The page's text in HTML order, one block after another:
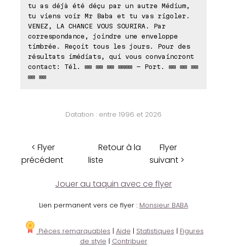
tu as déjà été déçu par un autre Médium,
tu viens voir Mr Baba et tu vas rigoler.
VENEZ, LA CHANCE VOUS SOURIRA. Par
correspondance, joindre une enveloppe
timbrée. Reçoit tous les jours. Pour des
résultats imédiats, qui vous convaincront
contact: Tél. ⊠⊠ ⊠⊠ ⊠⊠ ⊠⊠⊠⊠ - Port. ⊠⊠ ⊠⊠ ⊠⊠
⊠⊠ ⊠⊠
Datation : entre 1996 et 2026
< Flyer
précédent
Retour à la
liste
Flyer
suivant >
Jouer au taquin avec ce flyer
Lien permanent vers ce flyer : Monsieur BABA
Pièces remarquables | Aide | Statistiques | Figures
de style | Contribuer